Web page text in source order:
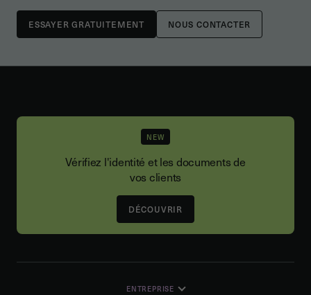
NOUS CONTACTER
NEW
Vérifiez l'identité et les documents de
vos clients
DÉCOUVRIR
ENTREPRISE